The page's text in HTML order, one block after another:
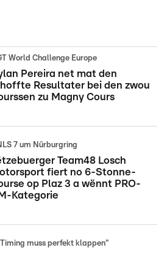
World Challenge Europe
Pereira net mat den
Resultater bei den zwou
zu Magny Cours
7 um Nürburgring
Team48 Losch
fiert no 6-Stonne-
op Plaz 3 a wënnt PRO-
Kategorie
muss perfekt klappen"